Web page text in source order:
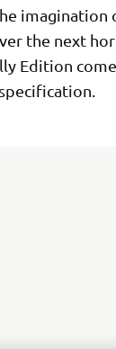
the next
Edition